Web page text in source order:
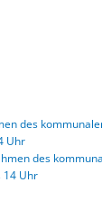
des
Uhr
des
14 Uhr